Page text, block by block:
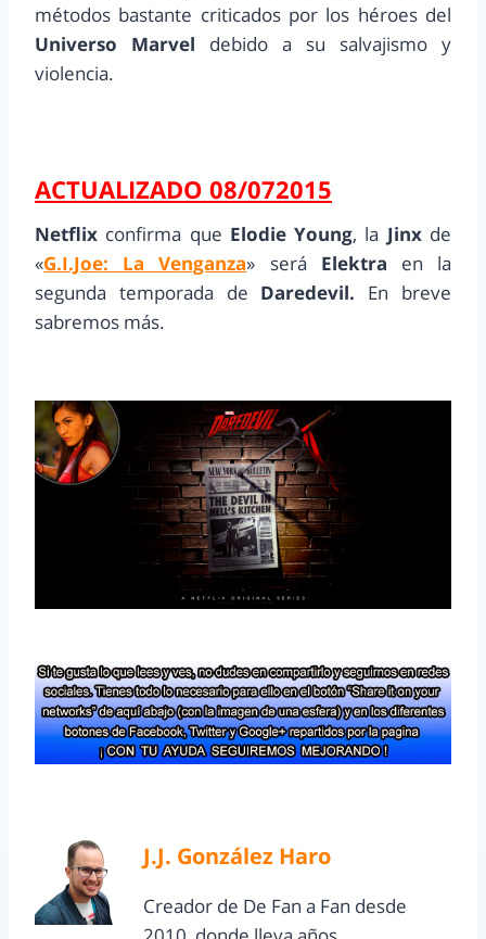
métodos bastante criticados por los héroes del
Universo Marvel debido a su salvajismo y
violencia.
ACTUALIZADO 08/072015
Netflix confirma que Elodie Young, la Jinx de
«G.I.Joe: La Venganza» será Elektra en la
segunda temporada de Daredevil. En breve
sabremos más.
J.J. González Haro
Creador de De Fan a Fan desde